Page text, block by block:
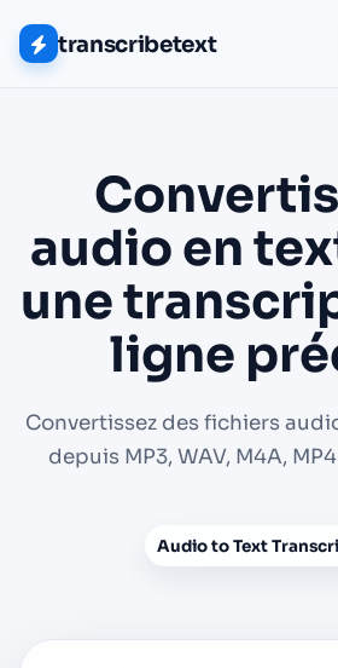
transcribetext
audio en
une
ligne
Convertissez des fichiers
depuis MP3, WAV, M4A,
Audio to Text